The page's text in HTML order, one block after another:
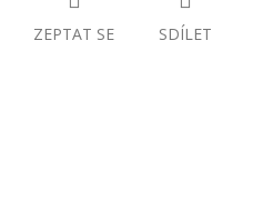
ZEPTAT SE SDÍLET